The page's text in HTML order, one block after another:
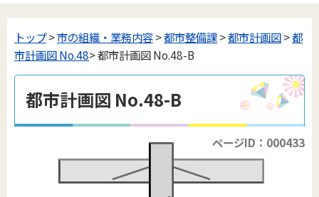
トップ>市の組織・業務内容>都市整備課>都市計画図>都
市計画図 No.48> 都市計画図 No.48-B
都市計画図 No.48-B
ページID：000433